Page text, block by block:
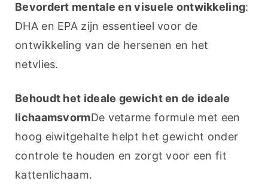
Bevordert mentale en visuele ontwikkeling:
DHA en EPA zijn essentieel voor de
ontwikkeling van de hersenen en het
netvlies.
Behoudt het ideale gewicht en de ideale
lichaamsvormDe vetarme formule met een
hoog eiwitgehalte helpt het gewicht onder
controle te houden en zorgt voor een fit
kattenlichaam.